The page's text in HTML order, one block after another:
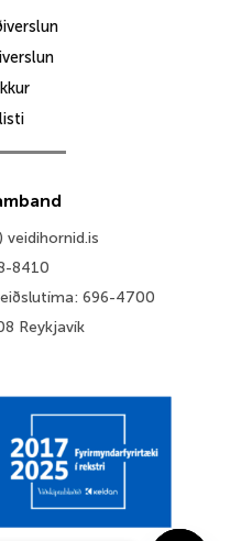
veidihornid.is
8410
696-4700
Reykjavík